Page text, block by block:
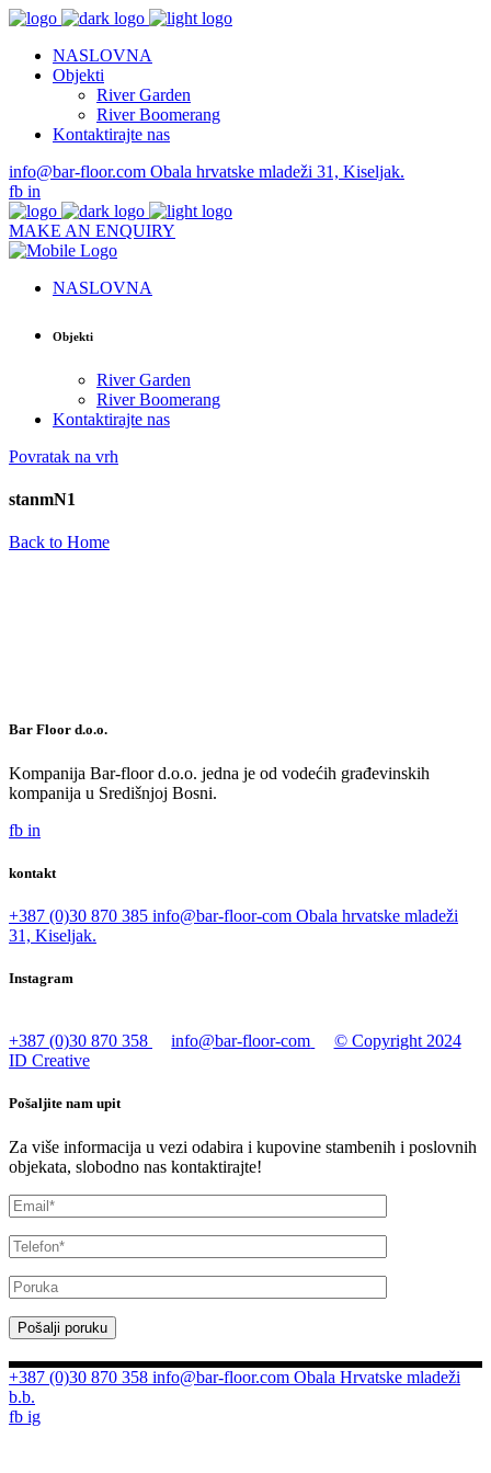
NASLOVNA
Objekti
River Garden
River Boomerang
Kontaktirajte nas
info@bar-floor.com Obala hrvatske mladeži 31, Kiseljak.
fb in
MAKE AN ENQUIRY
NASLOVNA
Objekti
River Garden
River Boomerang
Kontaktirajte nas
Povratak na vrh
stanmN1
Back to Home
Bar Floor d.o.o.
Kompanija Bar-floor d.o.o. jedna je od vodećih građevinskih
kompanija u Središnjoj Bosni.
fb in
kontakt
+387 (0)30 870 385 info@bar-floor-com Obala hrvatske mladeži
31, Kiseljak.
Instagram
+387 (0)30 870 358 info@bar-floor-com
© Copyright 2024
ID Creative
Pošaljite nam upit
Za više informacija u vezi odabira i kupovine stambenih i poslovnih
objekata, slobodno nas kontaktirajte!
Pošalji poruku
+387 (0)30 870 358 info@bar-floor.com Obala Hrvatske mladeži
b.b.
fb ig